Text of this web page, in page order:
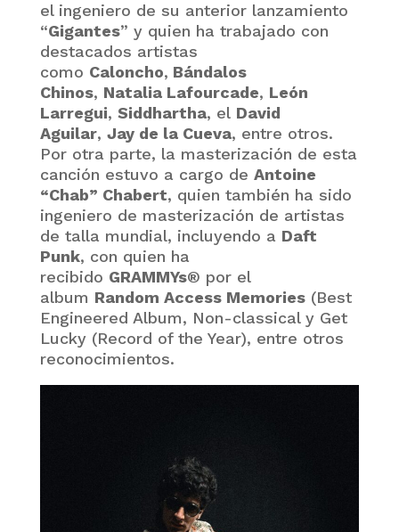
el ingeniero de su anterior lanzamiento
“Gigantes” y quien ha trabajado con
destacados artistas
como Caloncho, Bándalos
Chinos, Natalia Lafourcade, León
Larregui, Siddhartha, el David
Aguilar, Jay de la Cueva, entre otros.
Por otra parte, la masterización de esta
canción estuvo a cargo de Antoine
“Chab” Chabert, quien también ha sido
ingeniero de masterización de artistas
de talla mundial, incluyendo a Daft
Punk, con quien ha
recibido GRAMMYs® por el
album Random Access Memories(Best
Engineered Album, Non-classical y Get
Lucky (Record of the Year), entre otros
reconocimientos.